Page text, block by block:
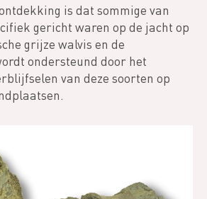
is dat sommige van
gericht waren op de jacht op
grijze walvis en de
ondersteund door het
van deze soorten op